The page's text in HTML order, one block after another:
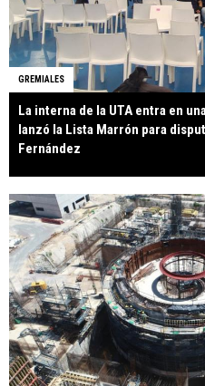
GREMIALES
La interna de la UTA entra en
lanzó la Lista Marrón para
Fernández